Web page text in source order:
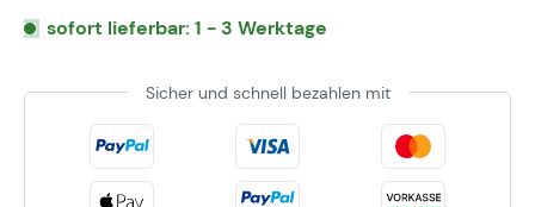
sofort lieferbar: 1 - 3 Werktage
Sicher und schnell bezahlen mit